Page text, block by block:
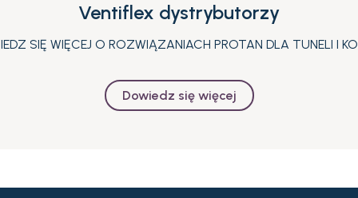
Ventiflex dystrybutorzy
SIĘ WIĘCEJ O ROZWIĄZANIACH PROTAN DLA TUNELI I
Dowiedz się więcej